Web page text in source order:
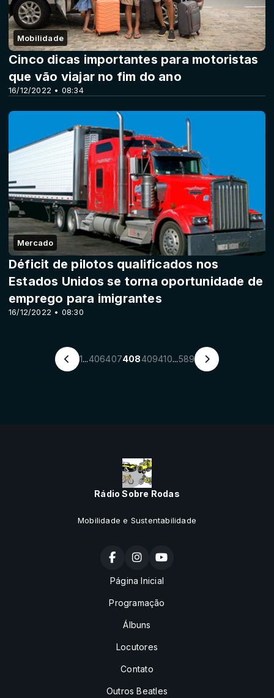
Mobilidade
16/12/2022 • 08:34
Cinco dicas importantes para motoristas
que vão viajar no fim do ano
Mercado
16/12/2022 • 08:30
Déficit de pilotos qualificados nos
Estados Unidos se torna oportunidade de
emprego para imigrantes
1...406407408409410...589
Rádio Sobre Rodas
Mobilidade e Sustentabilidade
Página Inicial
Programação
Álbuns
Locutores
Contato
Outros Beatles